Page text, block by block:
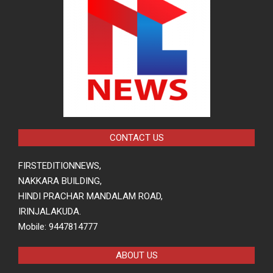
CONTACT US
FIRSTEDITIONNEWS,
NAKKARA BUILDING,
HINDI PRACHAR MANDALAM ROAD,
IRINJALAKUDA.
Mobile: 9447814777
ABOUT US